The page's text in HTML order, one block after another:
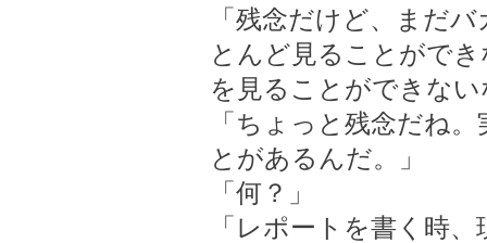
「残念だけど、まだ
とんど見ることがで
を見ることができな
「ちょっと残念だね
とがあるんだ。」
「何？」
「レポートを書く時